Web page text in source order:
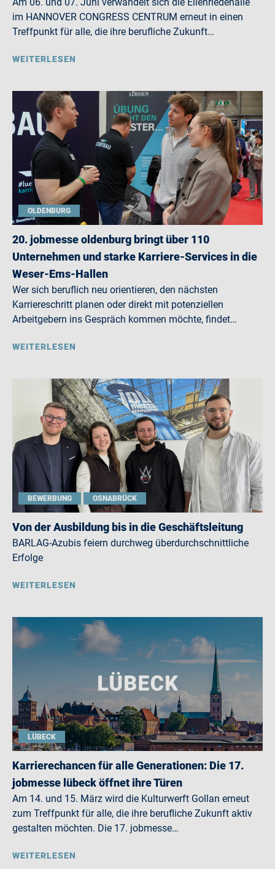
im HANNOVER CONGRESS CENTRUM erneut in einen
Treffpunkt für alle, die ihre berufliche Zukunft…
WEITERLESEN
OLDENBURG
20. jobmesse oldenburg bringt über 110
Unternehmen und starke Karriere-Services in die
Weser-Ems-Hallen
Wer sich beruflich neu orientieren, den nächsten
Karriereschritt planen oder direkt mit potenziellen
Arbeitgebern ins Gespräch kommen möchte, findet…
WEITERLESEN
BEWERBUNG OSNABRÜCK
Von der Ausbildung bis in die Geschäftsleitung
BARLAG-Azubis feiern durchweg überdurchschnittliche
Erfolge
WEITERLESEN
LÜBECK
Karrierechancen für alle Generationen: Die 17.
jobmesse lübeck öffnet ihre Türen
Am 14. und 15. März wird die Kulturwerft Gollan erneut
zum Treffpunkt für alle, die ihre berufliche Zukunft aktiv
gestalten möchten. Die 17. jobmesse…
WEITERLESEN